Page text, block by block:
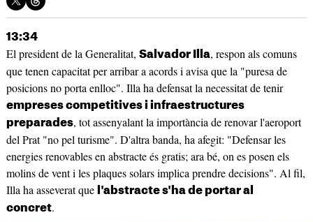
13:34
El president de la Generalitat, Salvador Illa, respon als comuns
que tenen capacitat per arribar a acords i avisa que la "puresa de
posicions no porta enlloc". Illa ha defensat la necessitat de tenir
empreses competitives i infraestructures
preparades, tot assenyalant la importància de renovar l'aeroport
del Prat "no pel turisme". D'altra banda, ha afegit: "Defensar les
energies renovables en abstracte és gratis; ara bé, on es posen els
molins de vent i les plaques solars implica prendre decisions". Al fil,
Illa ha asseverat que
l'abstracte s'ha de portar al
concret.